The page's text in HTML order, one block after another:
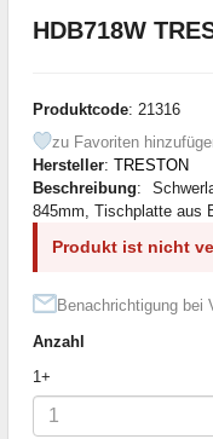
HDB718W
Produktcode: 21316
zu Favoriten
Hersteller: TRESTON
Beschreibung:
845mm, Tischplatte aus
Produkt ist nicht
Benachrichtigung bei
Anzahl
1+